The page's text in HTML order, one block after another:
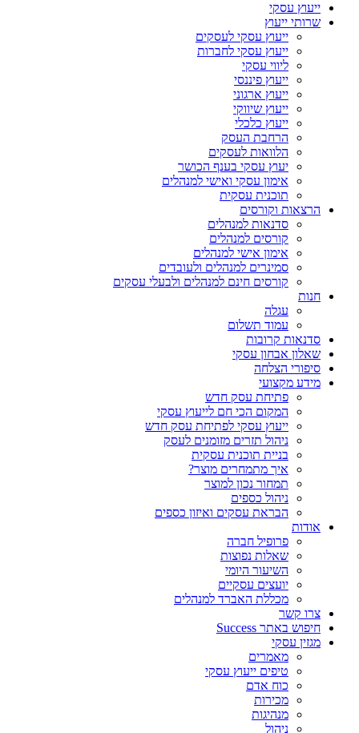
ייעוץ עסקי
שרותי ייעוץ
ייעוץ עסקי לעסקים
ייעוץ עסקי לחברות
ליווי עסקי
ייעוץ פיננסי
ייעוץ ארגוני
ייעוץ שיווקי
ייעוץ כלכלי
הרחבת העסק​
הלוואות לעסקים​
יעוץ עסקי בענף הכושר
אימון עסקי ואישי למנהלים
תוכנית עסקית
הרצאות וקורסים
סדנאות למנהלים
קורסים למנהלים
אימון אישי למנהלים
סמינרים למנהלים ולעובדים
קורסים חינם למנהלים ולבעלי עסקים
חנות
עגלה
עמוד תשלום
סדנאות קרובות
שאלון אבחון עסקי
סיפורי הצלחה
מידע מקצועי
פתיחת עסק חדש
המקום הכי חם לייעוץ עסקי
ייעוץ עסקי לפתיחת עסק חדש
ניהול תזרים מזומנים לעסק
בניית תוכנית עסקית
איך מתמחרים מוצר?
תמחור נכון למוצר
ניהול כספים
הבראת עסקים ואיזון כספים
אודות
פרופיל חברה
שאלות נפוצות
השיעור היומי
יועצים עסקיים
מכללת האברד למנהלים
צרו קשר
חיפוש באתר Success
מגזין עסקי
מאמרים
טיפים ייעוץ עסקי
כוח אדם
מכירות
מנהיגות
ניהול